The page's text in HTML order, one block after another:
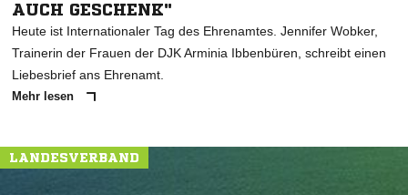
AUCH GESCHENK"
Heute ist Internationaler Tag des Ehrenamtes. Jennifer Wobker,
Trainerin der Frauen der DJK Arminia Ibbenbüren, schreibt einen
Liebesbrief ans Ehrenamt.
Mehr lesen
LANDESVERBAND